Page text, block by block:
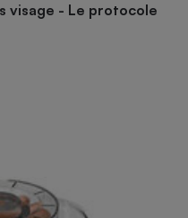
visage - Le protocole